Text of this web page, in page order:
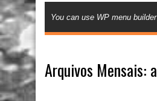
You can use WP menu
Arquivos Mensais: